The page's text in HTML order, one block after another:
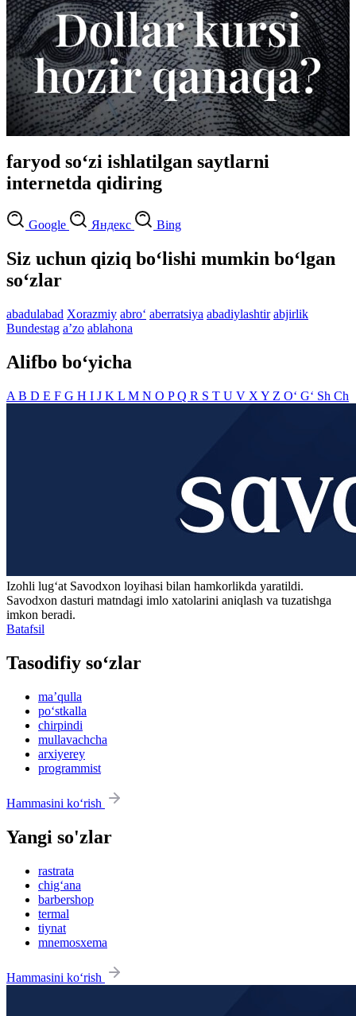
faryod so‘zi ishlatilgan saytlarni
internetda qidiring
Google Яндекс Bing
Siz uchun qiziq bo‘lishi mumkin bo‘lgan
so‘zlar
abadulabad Xorazmiy abro‘ aberratsiya abadiylashtir abjirlik
Bundestag aʼzo ablahona
Alifbo bo‘yicha
A B D E F G H I J K L M N O PQ R S T U V X Y Z O‘ G‘ Sh Ch
Izohli lugʻat Savodxon loyihasi bilan hamkorlikda yaratildi.
Savodxon dasturi matndagi imlo xatolarini aniqlash va tuzatishga
imkon beradi.
Batafsil
Tasodifiy so‘zlar
maʼqulla
po‘stkalla
chirpindi
mullavachcha
arxiyerey
programmist
Hammasini ko‘rish
Yangi so'zlar
rastrata
chig‘ana
barbershop
termal
tiynat
mnemosxema
Hammasini ko‘rish